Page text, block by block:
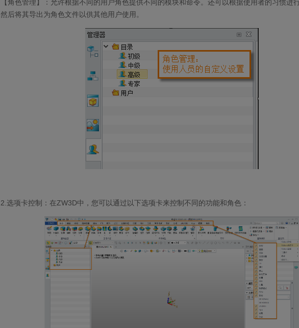
【角色管理】：允许根据不同的用户角色提供不同的模块和命令。还可以根据使用者的习惯进
然后将其导出为角色文件以供其他用户使用。
2.选项卡控制：在ZW3D中，您可以通过以下选项卡来控制不同的功能和角色：